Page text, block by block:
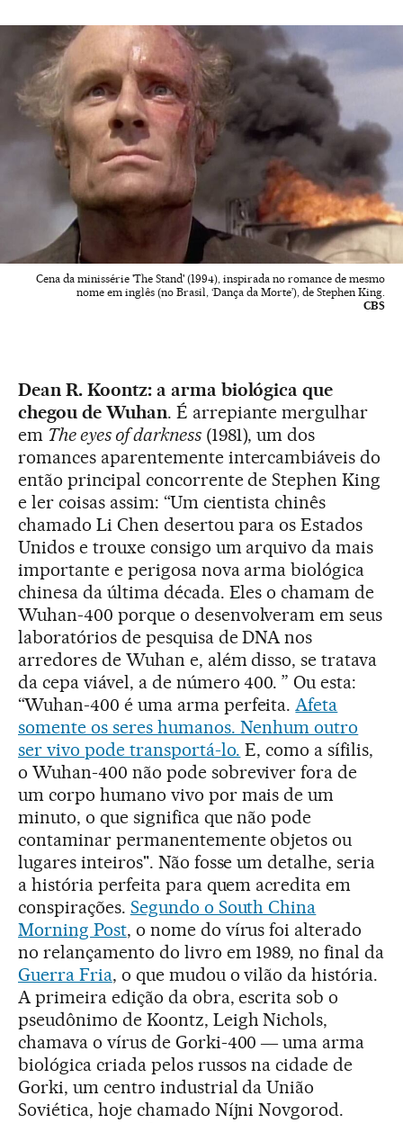
Cena da minissérie 'The Stand' (1994), inspirada no romance de mesmo
nome em inglês (no Brasil, ‘Dança da Morte’), de Stephen King.
CBS
Dean R. Koontz: a arma biológica que
chegou de Wuhan. É arrepiante mergulhar
em The eyes of darkness(1981), um dos
romances aparentemente intercambiáveis ​​do
então principal concorrente de Stephen King
e ler coisas assim: “Um cientista chinês
chamado Li Chen desertou para os Estados
Unidos e trouxe consigo um arquivo da mais
importante e perigosa nova arma biológica
chinesa da última década. Eles o chamam de
Wuhan-400 porque o desenvolveram em seus
laboratórios de pesquisa de DNA nos
arredores de Wuhan e, além disso, se tratava
da cepa viável, a de número 400. ” Ou esta:
“Wuhan-400 é uma arma perfeita. Afeta
somente os seres humanos. Nenhum outro
ser vivo pode transportá-lo. E, como a sífilis,
o Wuhan-400 não pode sobreviver fora de
um corpo humano vivo por mais de um
minuto, o que significa que não pode
contaminar permanentemente objetos ou
lugares inteiros". Não fosse um detalhe, seria
a história perfeita para quem acredita em
conspirações. Segundo o South China
Morning Post, o nome do vírus foi alterado
no relançamento do livro em 1989, no final da
Guerra Fria, o que mudou o vilão da história.
A primeira edição da obra, escrita sob o
pseudônimo de Koontz, Leigh Nichols,
chamava o vírus de Gorki-400 ― uma arma
biológica criada pelos russos na cidade de
Gorki, um centro industrial da União
Soviética, hoje chamado Níjni Novgorod.